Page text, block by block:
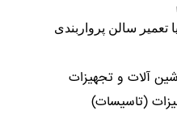
تعمیر سالن پرواربندی
آلات و تجهیزات
(تاسیسات)